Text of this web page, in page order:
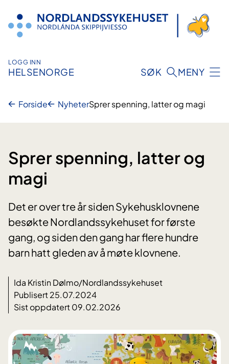
innhold
LOGG INN
HELSENORGE SØK MENY
Forside NyheterSprer spenning, latter og magi
Sprer spenning, latter og
magi
Det er over tre år siden Sykehusklovnene
besøkte Nordlandssykehuset for første
gang, og siden den gang har flere hundre
barn hatt gleden av å møte klovnene.
Ida Kristin Dølmo/Nordlandssykehuset
Publisert 25.07.2024
Sist oppdatert 09.02.2026